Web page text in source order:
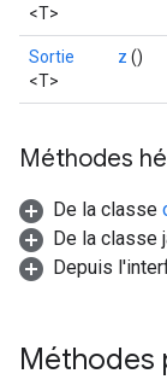
<T>
Sortie
<T>
z ()
Méthodes
De la classe
De la classe
Depuis
Méthodes